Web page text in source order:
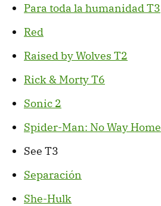
Para toda la humanidad T3
Red
Raised by Wolves T2
Rick & Morty T6
Sonic 2
Spider-Man: No Way Home
See T3
Separación
She-Hulk